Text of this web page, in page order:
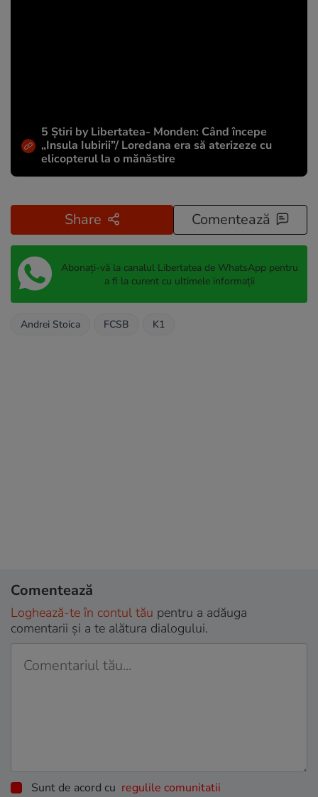
5 Știri by Libertatea- Monden: Când începe
„Insula Iubirii”/ Loredana era să aterizeze cu
elicopterul la o mănăstire
Share Comentează
Abonați-vă la canalul Libertatea de WhatsApp pentru
a fi la curent cu ultimele informații
Andrei Stoica FCSB K1
Comentează
Loghează-te în contul tău pentru a adăuga
comentarii și a te alătura dialogului.
Sunt de acord cu regulile comunitatii